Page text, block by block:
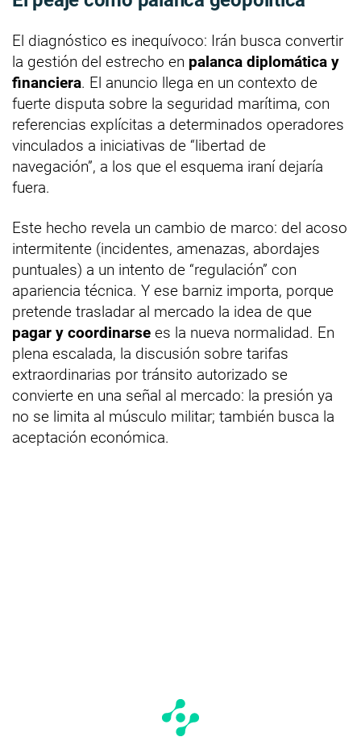
El diagnóstico es inequívoco: Irán busca convertir
la gestión del estrecho en palanca diplomática y
financiera. El anuncio llega en un contexto de
fuerte disputa sobre la seguridad marítima, con
referencias explícitas a determinados operadores
vinculados a iniciativas de “libertad de
navegación”, a los que el esquema iraní dejaría
fuera.
Este hecho revela un cambio de marco: del acoso
intermitente (incidentes, amenazas, abordajes
puntuales) a un intento de “regulación” con
apariencia técnica. Y ese barniz importa, porque
pretende trasladar al mercado la idea de que
pagar y coordinarse es la nueva normalidad. En
plena escalada, la discusión sobre tarifas
extraordinarias por tránsito autorizado se
convierte en una señal al mercado: la presión ya
no se limita al músculo militar; también busca la
aceptación económica.